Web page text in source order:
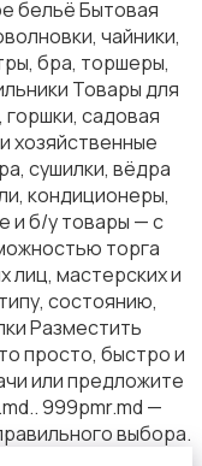
бельё Бытовая
чайники,
бра, торшеры,
Товары для
горшки, садовая
хозяйственные
сушилки, вёдра
кондиционеры,
и б/у товары — с
торга
лиц, мастерских и
состоянию,
Разместить
просто, быстро и
или предложите
999pmr.md —
выбора.